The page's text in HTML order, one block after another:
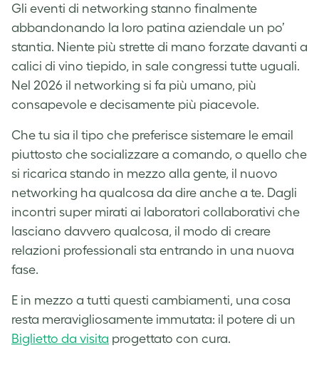
Gli eventi di networking stanno finalmente
abbandonando la loro patina aziendale un po’
stantia. Niente più strette di mano forzate davanti a
calici di vino tiepido, in sale congressi tutte uguali.
Nel 2026 il networking si fa più umano, più
consapevole e decisamente più piacevole.
Che tu sia il tipo che preferisce sistemare le email
piuttosto che socializzare a comando, o quello che
si ricarica stando in mezzo alla gente, il nuovo
networking ha qualcosa da dire anche a te. Dagli
incontri super mirati ai laboratori collaborativi che
lasciano davvero qualcosa, il modo di creare
relazioni professionali sta entrando in una nuova
fase.
E in mezzo a tutti questi cambiamenti, una cosa
resta meravigliosamente immutata: il potere di un
Biglietto da visita progettato con cura.